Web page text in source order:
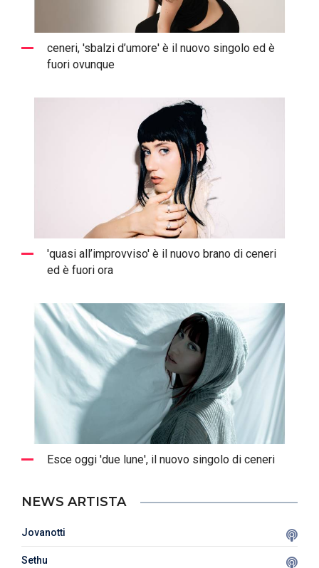
ceneri, 'sbalzi d’umore' è il nuovo singolo ed è
fuori ovunque
'quasi all’improvviso' è il nuovo brano di ceneri
ed è fuori ora
Esce oggi 'due lune', il nuovo singolo di ceneri
NEWS ARTISTA
Jovanotti
Sethu